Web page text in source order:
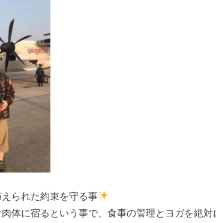
られた約束を守る事
体に宿るという事で、食事の管理とヨガを絶